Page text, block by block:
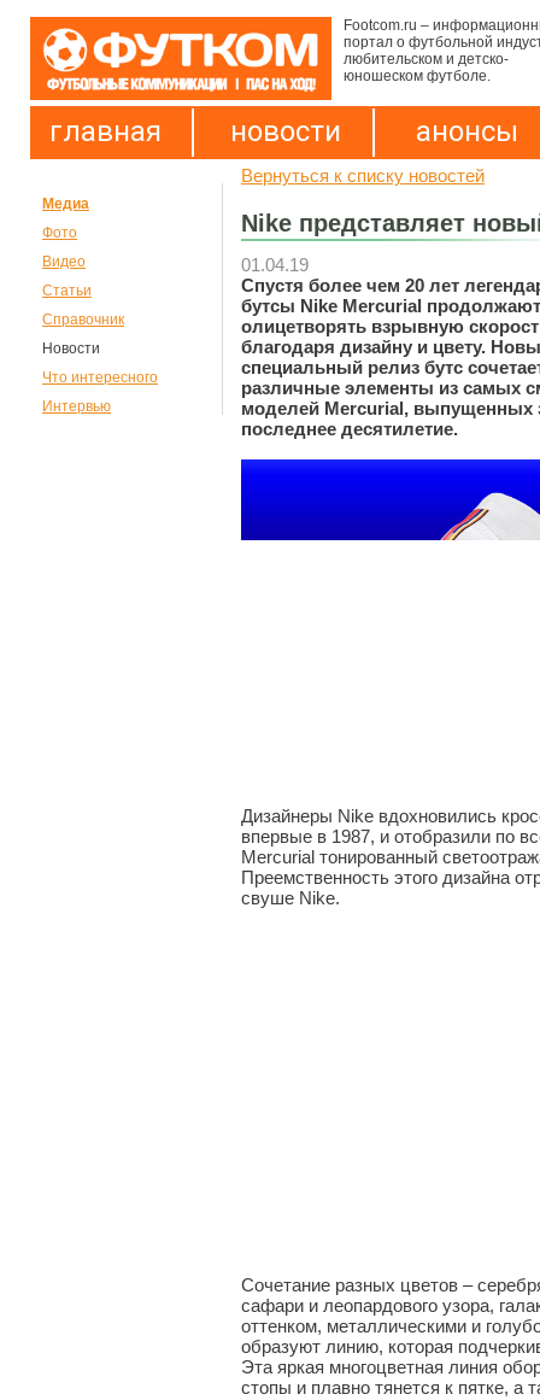
Footcom.ru –
портал о футбольной
любительском и детско-
юношеском футболе.
главная новости анонсы
Медиа
Фото
Видео
Статьи
Справочник
Новости
Что интересного
Интервью
Вернуться к списку новостей
Nike представляет
01.04.19
Спустя более чем 20 лет
бутсы Nike Mercurial продолжают
олицетворять взрывную
благодаря дизайну и цвету.
специальный релиз бутс
различные элементы из самых
моделей Mercurial, выпущенных
последнее десятилетие.
Дизайнеры Nike вдохновились
впервые в 1987, и отобразили по
Mercurial тонированный
Преемственность этого дизайна
свуше Nike.
Сочетание разных цветов –
сафари и леопардового узора,
оттенком, металлическими и
образуют линию, которая
Эта яркая многоцветная линия
стопы и плавно тянется к пятке, а